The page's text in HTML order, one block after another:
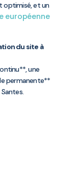
optimisé, et un
européenne
du site à
une
permanente**